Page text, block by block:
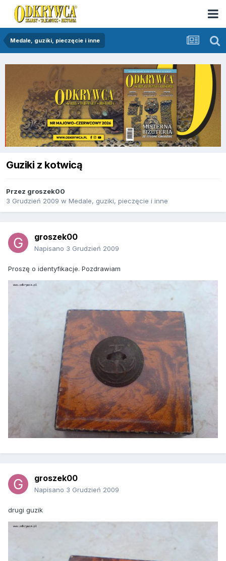
Medale, guziki, pieczęcie i inne
Guziki z kotwicą
Przez groszek00
3 Grudzień 2009 w Medale, guziki, pieczęcie i inne
groszek00
Napisano 3 Grudzień 2009
Proszę o identyfikacje. Pozdrawiam
groszek00
Napisano 3 Grudzień 2009
drugi guzik